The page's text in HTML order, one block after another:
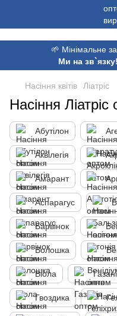
🌱 Мінімальне
Ми на
Насіння квітів Ліатріс
Насіння Ліатріс
Абутілон
Аквілегія
Амарант
Аспарагус
Барвінок
Волошка
Віола
Гвоздика